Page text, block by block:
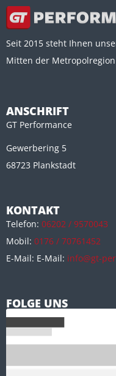
Seit 2015 steht Ihnen
Mitten der
ANSCHRIFT
GT Performance
Gewerbering 5
68723 Plankstadt
KONTAKT
Telefon: 06202 / 9570043
Mobil: 0176 / 70761452
E-Mail: E-Mail: info@gt-
FOLGE UNS